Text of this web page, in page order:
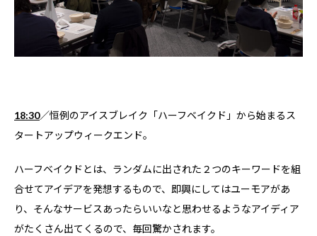
18:30／恒例のアイスブレイク「ハーフベイクド」から始まるス
タートアップウィークエンド。
ハーフベイクドとは、ランダムに出された２つのキーワードを組
合せてアイデアを発想するもので、即興にしてはユーモアがあ
り、そんなサービスあったらいいなと思わせるようなアイディア
がたくさん出てくるので、毎回驚かされます。